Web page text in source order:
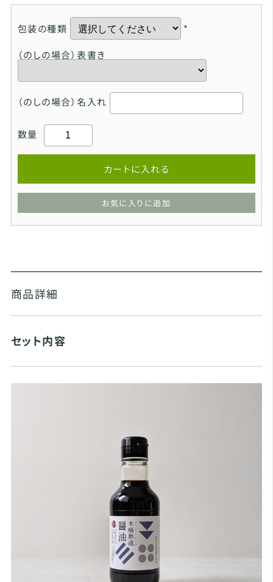
包装の種類 *
（のしの場合）表書き
（のしの場合）名入れ
数量
カートに入れる
お気に入りに追加
商品詳細
セット内容